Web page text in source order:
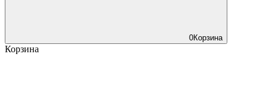
0Корзина
Корзина